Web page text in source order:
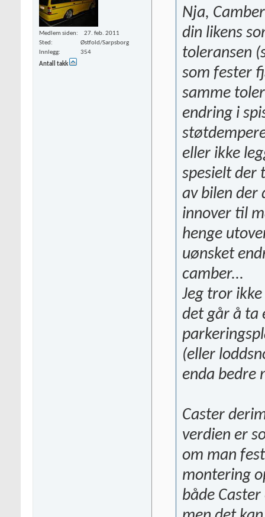
Medlem siden
27. feb. 2011
Sted
Østfold/Sarpsborg
Innlegg
354
Antall takk
Nja,
din likens
toleransen
som fester
samme
endring i
eller ikke
spesielt der
av bilen
innover til
henge
uønsket
camber...
Jeg tror
det går å ta
(eller
enda bedre
Caster
verdien er
om man
montering
både